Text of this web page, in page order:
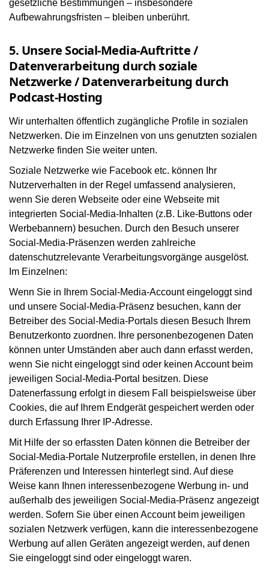
gesetzliche Bestimmungen – insbesondere
Aufbewahrungsfristen – bleiben unberührt.
5. Unsere Social-Media-Auftritte /
Datenverarbeitung durch soziale
Netzwerke / Datenverarbeitung durch
Podcast-Hosting
Wir unterhalten öffentlich zugängliche Profile in sozialen
Netzwerken. Die im Einzelnen von uns genutzten sozialen
Netzwerke finden Sie weiter unten.
Soziale Netzwerke wie Facebook etc. können Ihr
Nutzerverhalten in der Regel umfassend analysieren,
wenn Sie deren Webseite oder eine Webseite mit
integrierten Social-Media-Inhalten (z.B. Like-Buttons oder
Werbebannern) besuchen. Durch den Besuch unserer
Social-Media-Präsenzen werden zahlreiche
datenschutzrelevante Verarbeitungsvorgänge ausgelöst.
Im Einzelnen:
Wenn Sie in Ihrem Social-Media-Account eingeloggt sind
und unsere Social-Media-Präsenz besuchen, kann der
Betreiber des Social-Media-Portals diesen Besuch Ihrem
Benutzerkonto zuordnen. Ihre personenbezogenen Daten
können unter Umständen aber auch dann erfasst werden,
wenn Sie nicht eingeloggt sind oder keinen Account beim
jeweiligen Social-Media-Portal besitzen. Diese
Datenerfassung erfolgt in diesem Fall beispielsweise über
Cookies, die auf Ihrem Endgerät gespeichert werden oder
durch Erfassung Ihrer IP-Adresse.
Mit Hilfe der so erfassten Daten können die Betreiber der
Social-Media-Portale Nutzerprofile erstellen, in denen Ihre
Präferenzen und Interessen hinterlegt sind. Auf diese
Weise kann Ihnen interessenbezogene Werbung in- und
außerhalb des jeweiligen Social-Media-Präsenz angezeigt
werden. Sofern Sie über einen Account beim jeweiligen
sozialen Netzwerk verfügen, kann die interessenbezogene
Werbung auf allen Geräten angezeigt werden, auf denen
Sie eingeloggt sind oder eingeloggt waren.